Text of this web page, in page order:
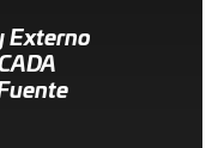
Externo